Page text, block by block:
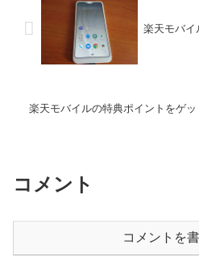
楽天モバ
楽天モバイルの特典ポイントをゲッ
コメント
コメントを